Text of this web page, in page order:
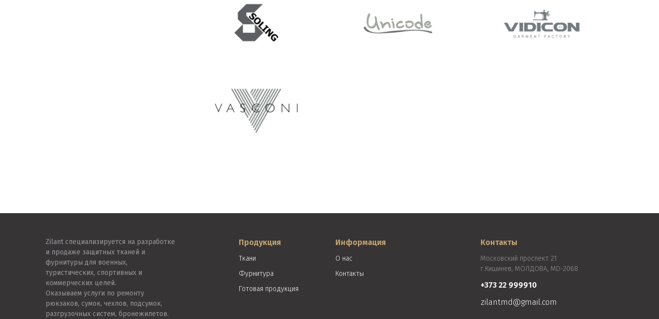
Zilant специализируется на разработке
и продаже защитных тканей и
фурнитуры для военных,
туристических, спортивных и
коммерческих целей.
Оказываем услуги по ремонту
рюкзаков, сумок, чехлов, подсумок,
разгрузочных систем, бронежилетов.
Продукция
Ткани
Фурнитура
Готовая продукция
Информация
О нас
Контакты
Контакты
Московский проспект 21
г.Кишинев, МОЛДОВА, MD-2068
+373 22 999910
zilantmd@gmail.com